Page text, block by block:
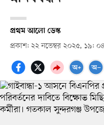
প্রথম আলো ডেস্ক
প্রকাশ: ২২ নভেম্বর ২০২৫, ১৯: ০৪